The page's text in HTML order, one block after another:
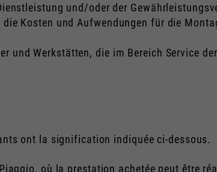
und/oder der
Kosten und Aufwendungen für die
und Werkstätten, die im Bereich Service
ont la signification indiquée ci-dessous.
où la prestation achetée peut être